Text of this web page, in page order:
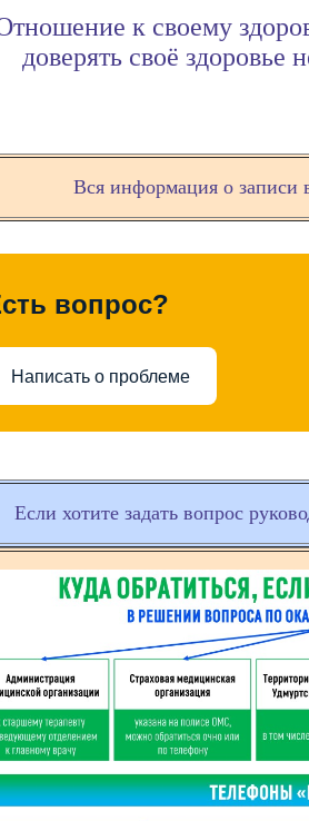
к своему
доверять своё
Вся информация о записи
вопрос?
Написать о проблеме
Если хотите задать вопрос